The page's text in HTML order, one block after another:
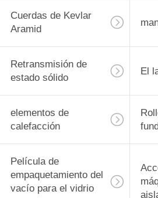
Cuerdas de Kevlar
Aramid
Retransmisión de
estado sólido
El
elementos de
calefacción
Película de
empaquetamiento del
vacío para el vidrio